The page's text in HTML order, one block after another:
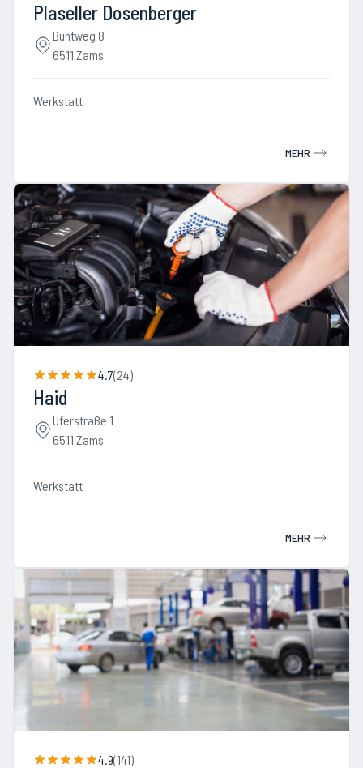
Plaseller Dosenberger
Buntweg 8
6511 Zams
Werkstatt
MEHR
4.7(24)
Haid
Uferstraße 1
6511 Zams
Werkstatt
MEHR
4.9(141)